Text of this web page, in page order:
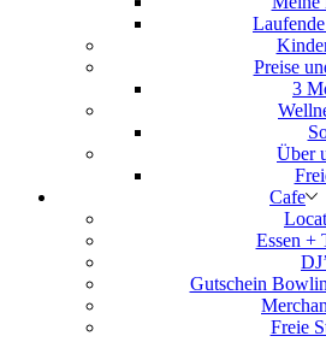
Preise
3
Über
Cafe
Essen +
Gutschein
Freie